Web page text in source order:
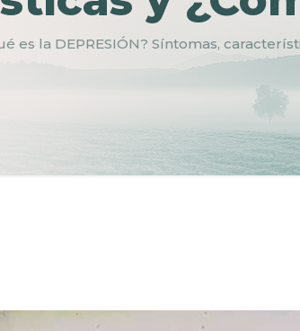
es la DEPRESIÓN? Síntomas,